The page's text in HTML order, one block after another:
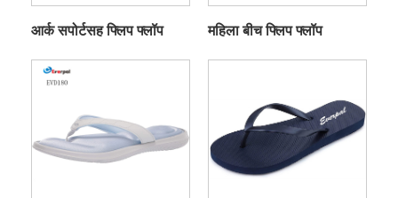
आर्क सपोर्टसह फ्लिप फ्लॉप महिला बीच फ्लिप फ्लॉप